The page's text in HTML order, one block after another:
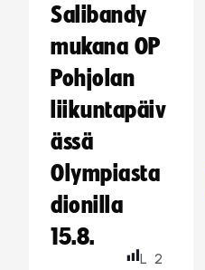
Salibandy
mukana OP
Pohjolan
liikuntapäiv
ässä
Olympiasta
dionilla
15.8.
L 2